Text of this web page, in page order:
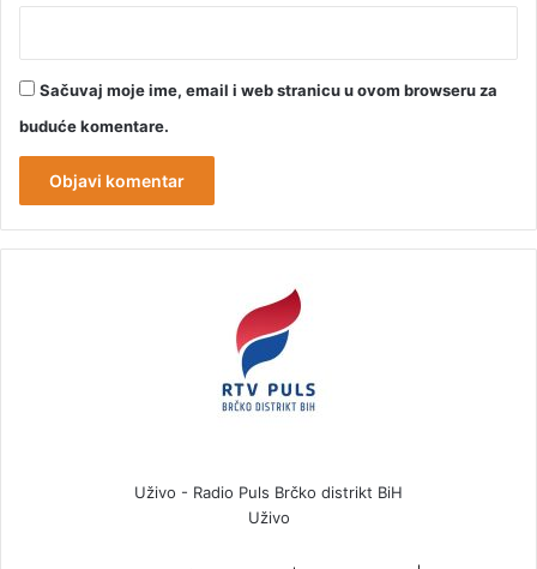
Sačuvaj moje ime, email i web stranicu u ovom browseru za
buduće komentare.
Uživo - Radio Puls Brčko distrikt BiH
Uživo